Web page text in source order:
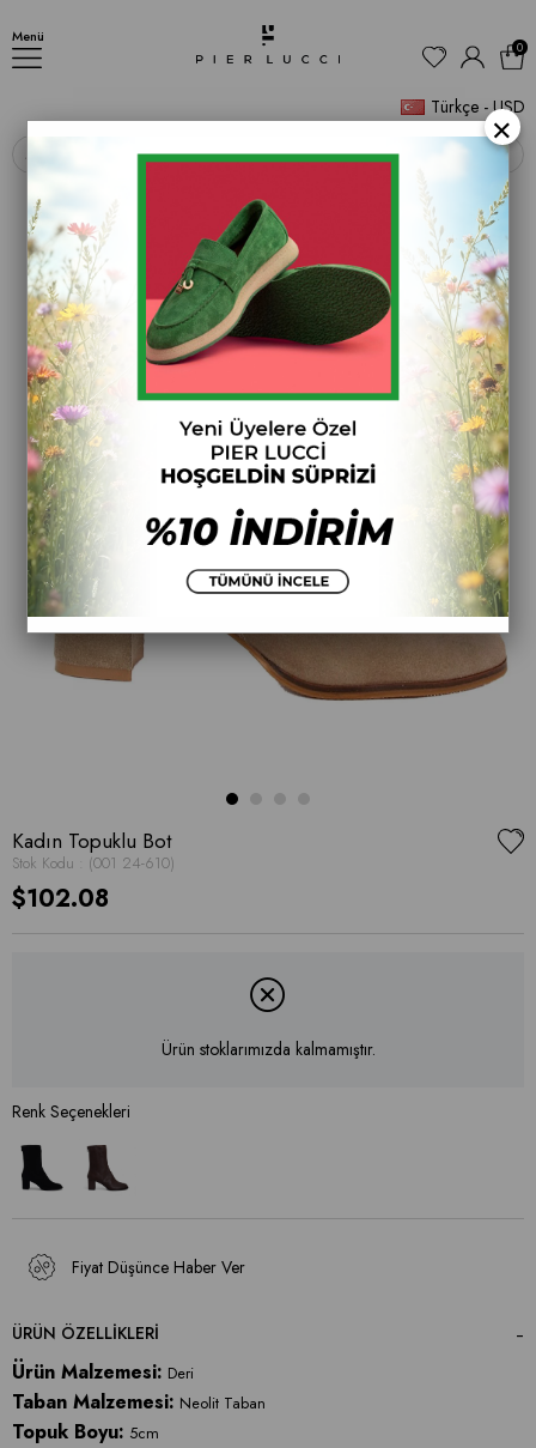
Menü
Türkçe - USD
0
‹ ›
Kadın Topuklu Bot
Stok Kodu (001 24-610)
$102.08
Ürün stoklarımızda kalmamıştır.
Fiyat Düşünce Haber Ver
ÜRÜN ÖZELLIKLERI
Ürün Malzemesi: Deri
Taban Malzemesi: Neolit Taban
Topuk Boyu: 5cm
×